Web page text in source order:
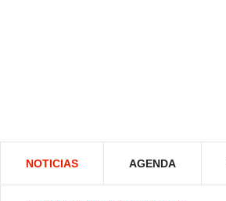
NOTICIAS AGENDA